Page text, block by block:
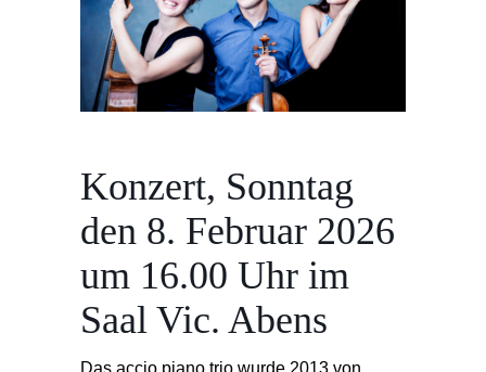
Konzert, Sonntag
den 8. Februar 2026
um 16.00 Uhr im
Saal Vic. Abens